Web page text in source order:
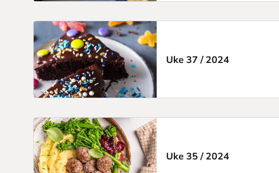
Uke 37 / 2024
Uke 35 / 2024